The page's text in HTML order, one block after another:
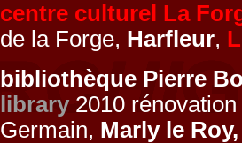
centre culturel La
de la Forge, Harfleur,
bibliothèque Pierre
library 2010
Germain, Marly le